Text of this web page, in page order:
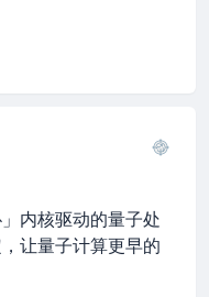
内核驱动的量子处
让量子计算更早的